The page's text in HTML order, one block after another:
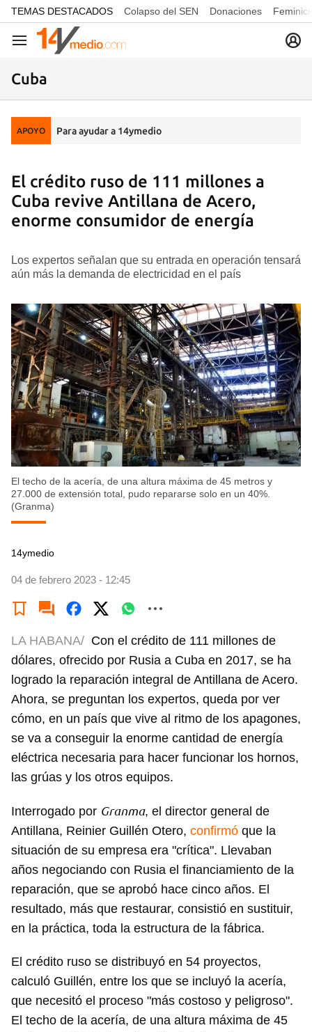
common.go-to-content
TEMAS DESTACADOS Colapso del SEN Donaciones
Navegación
Cuba
APOYO Para ayudar a 14ymedio
El crédito ruso de 111 millones a
Cuba revive Antillana de Acero,
enorme consumidor de energía
Los expertos señalan que su entrada en operación tensará
aún más la demanda de electricidad en el país
El techo de la acería, de una altura máxima de 45 metros y
27.000 de extensión total, pudo repararse solo en un 40%.
(Granma)
14ymedio
04 de febrero 2023 - 12:45
LA HABANA/ Con el crédito de 111 millones de
dólares, ofrecido por Rusia a Cuba en 2017, se ha
logrado la reparación integral de Antillana de Acero.
Ahora, se preguntan los expertos, queda por ver
cómo, en un país que vive al ritmo de los apagones,
se va a conseguir la enorme cantidad de energía
eléctrica necesaria para hacer funcionar los hornos,
las grúas y los otros equipos.
Interrogado por Granma, el director general de
Antillana, Reinier Guillén Otero, confirmó que la
situación de su empresa era "crítica". Llevaban
años negociando con Rusia el financiamiento de la
reparación, que se aprobó hace cinco años. El
resultado, más que restaurar, consistió en sustituir,
en la práctica, toda la estructura de la fábrica.
El crédito ruso se distribuyó en 54 proyectos,
calculó Guillén, entre los que se incluyó la acería,
que necesitó el proceso "más costoso y peligroso".
El techo de la acería, de una altura máxima de 45